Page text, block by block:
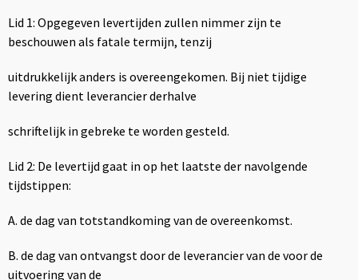
Lid 1: Opgegeven levertijden zullen nimmer zijn te
beschouwen als fatale termijn, tenzij
uitdrukkelijk anders is overeengekomen. Bij niet tijdige
levering dient leverancier derhalve
schriftelijk in gebreke te worden gesteld.
Lid 2: De levertijd gaat in op het laatste der navolgende
tijdstippen:
A. de dag van totstandkoming van de overeenkomst.
B. de dag van ontvangst door de leverancier van de voor de
uitvoering van de